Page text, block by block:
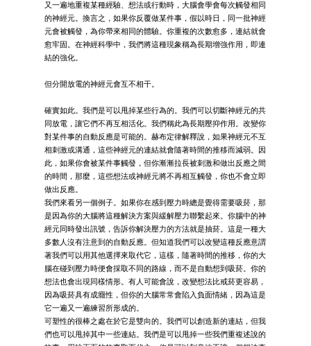
又一遍地重複某種經驗、想法或行動時，大腦會學會每次觸發相同
的神經元。換言之，如果你反覆做某件事，假以時日，同一批神經
元會被觸發，為你帶來相同的體驗。你重複的次數愈多，連結就會
愈牢固。在神經科學中，我們將這種現象稱為長期增強作用，即連
結的強化。
但分開放電的神經元會互不相干。
確實如此。我們是可以甩掉某些行為的。我們可以切斷神經元的共
同放電，讓它們不再互相活化。我們稱此為長期壓抑作用。改變你
對某件事的自動反應是可能的。赫布定律解釋說，如果神經元不互
相刺激或溝通，這些神經元的連結就會隨著時間的推移而減弱。因
此，如果你會被某件事觸發，但你漸漸拉長被刺激和做出反應之間
的時間，那麼，這些想法或神經元將不再相互觸發，你也不會立即
做出反應。
我們來看另一個例子。如果你在感到壓力時總是覺得需要吸菸，那
是因為你的大腦將這種解決方案與緩解壓力聯繫起來。你腦中的神
經元同時發出訊號，告訴你解決壓力的方法就是抽菸。這是一種大
多數人沒有注意到的自動反應。但知道我們可以改變這種反應意謂
著我們可以用其他選擇來取代它，這樣，隨著時間的推移，你的大
腦在碰到壓力時便會採取不同的路線，而不是自動想到吸菸。你的
想法也會出現同樣情形。有人可能會說，改變想法比戒菸更容易，
因為吸菸具有成癮性，但你的大腦常常會陷入負面情緒，因為這是
它一遍又一遍練習所形成的。
可塑性的很棒之處在於它是雙向的。我們可以創造新的連結，但我
們也可以甩掉其中一些連結。我們是可以甩掉一些我們重複述說的